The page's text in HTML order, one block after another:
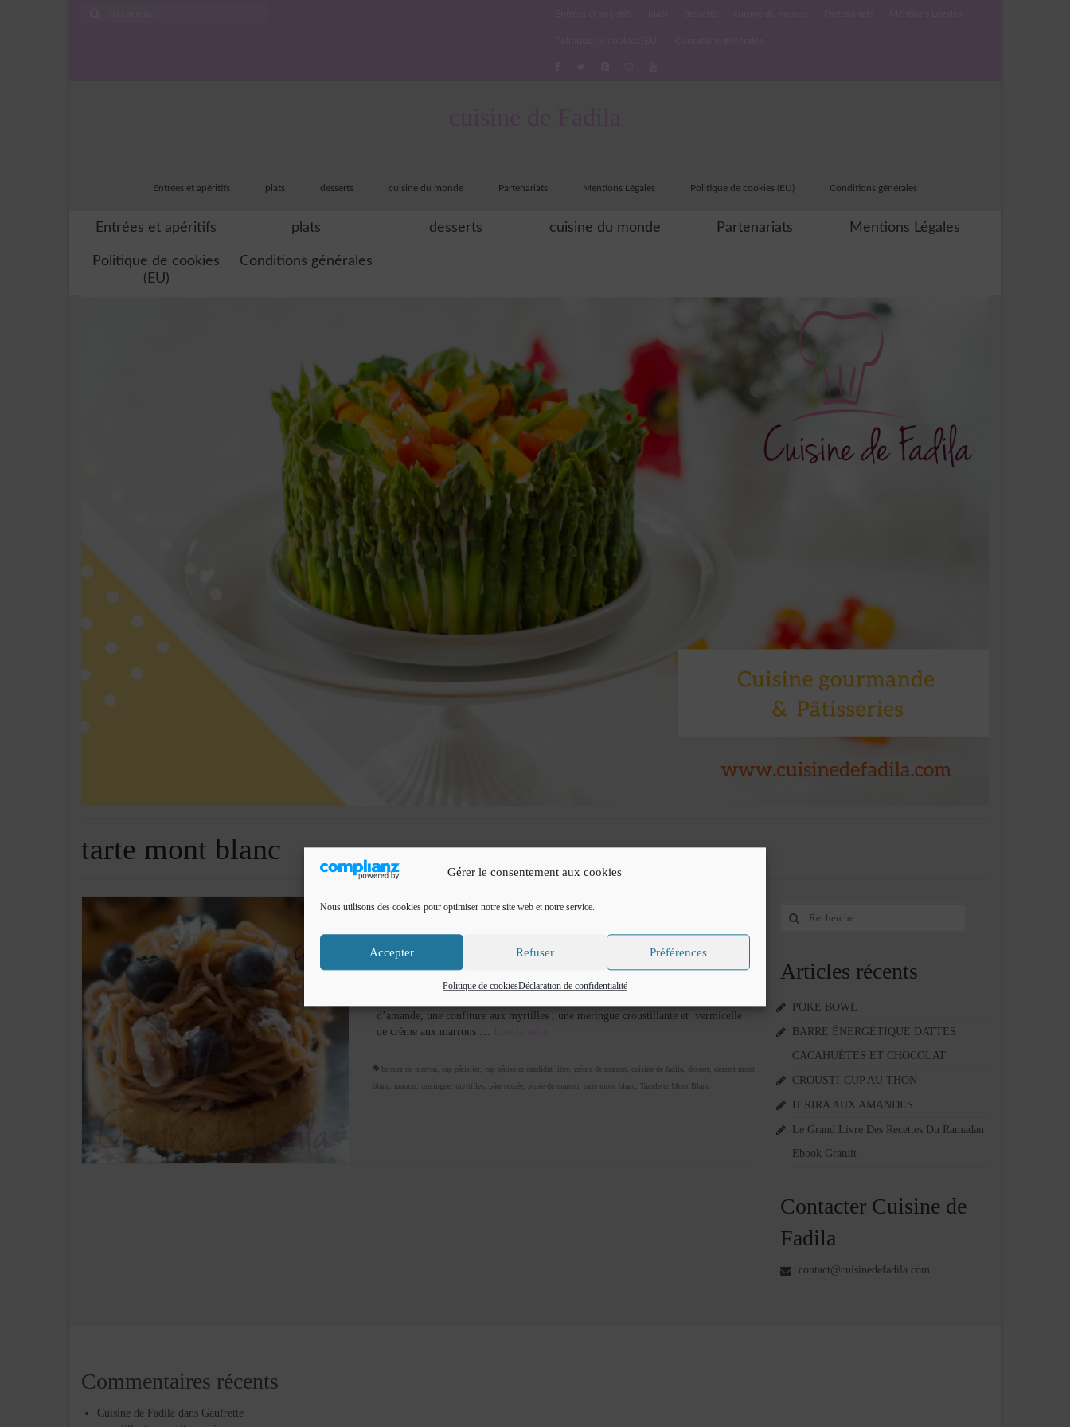
Gérer le consentement aux cookies
Nous utilisons des cookies pour optimiser notre site web et notre service.
Accepter Refuser Préférences
Politique de cookiesDéclaration de confidentialité
Entrées et apéritifs plats desserts cuisine du monde Partenariats Mentions Légales Politique de cookies (EU) Conditions générales
Entrées et apéritifs plats desserts cuisine du monde Partenariats Mentions Légales
Politique de cookies
(EU)
Conditions générales
tarte mont blanc
NOV 2015
Tartelette Mont Blanc
parCuisine de Fadila
Bonjour Nous poussons la gourmandise encore une fois avec ces
d’amande, une confiture aux myrtilles , une meringue croustillante et vermicelle
de crème aux marrons …
brisure de marron, cap pâtisiier, cap pâtissier candidat libre, crème de marron, cuisine de fadila, dessert, dessert mont
blanc, marron, meringue, myrtilles, pâte sucrée, purée de marron, tarte mont blanc, Tartelette Mont Blanc
Rechercher
Articles récents
POKE BOWL
BARRE ÉNERGÉTIQUE DATTES
CACAHUÈTES ET CHOCOLAT
CROUSTI-CUP AU THON
H’RIRA AUX AMANDES
Le Grand Livre Des Recettes Du Ramadan
Ebook Gratuit
Contacter Cuisine de
Fadila
contact@cuisinedefadila.com
Commentaires récents
Cuisine de Fadila dans Gaufrette